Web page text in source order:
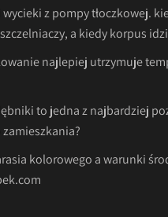
wycieki z pompy tłoczkowej.
a kiedy korpus
najlepiej utrzymuje
to jedna z najbardziej
kolorowego a warunki